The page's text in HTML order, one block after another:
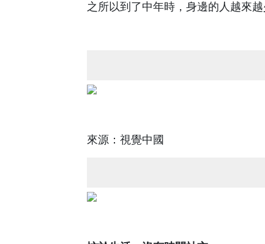
之所以到了中年時，身邊的人越來
來源：視覺中國